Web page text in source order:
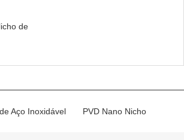
de
Aço Inoxidável PVD Nano Nicho